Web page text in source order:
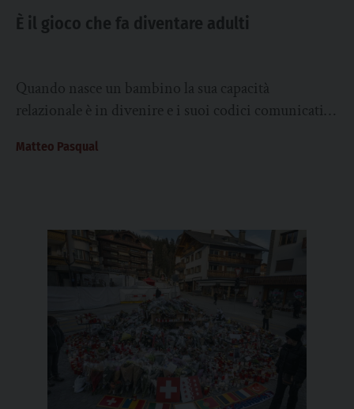
È il gioco che fa diventare adulti
Quando nasce un bambino la sua capacità
relazionale è in divenire e i suoi codici comunicativi
Matteo Pasqual